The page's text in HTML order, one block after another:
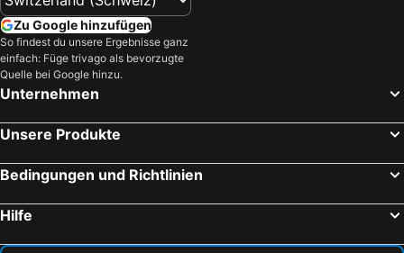
Zu Google hinzufügen
So findest du unsere Ergebnisse ganz
einfach: Füge trivago als bevorzugte
Quelle bei Google hinzu.
Unternehmen
Unsere Produkte
Bedingungen und Richtlinien
Hilfe